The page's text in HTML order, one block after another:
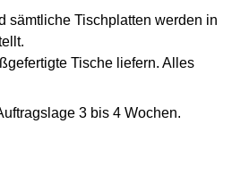
sämtliche Tischplatten werden in
Tische liefern. Alles
3 bis 4 Wochen.